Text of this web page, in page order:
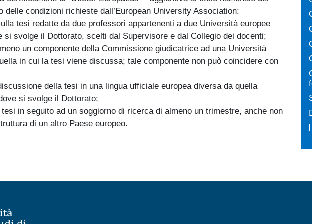
delle condizioni richieste dall’European University Association:
tesi redatte da due professori appartenenti a due Università europee
si svolge il Dottorato, scelti dal Supervisore e dal Collegio dei docenti;
un componente della Commissione giudicatrice ad una Università
in cui la tesi viene discussa; tale componente non può coincidere con
della tesi in una lingua ufficiale europea diversa da quella
si svolge il Dottorato;
in seguito ad un soggiorno di ricerca di almeno un trimestre, anche non
di un altro Paese europeo.